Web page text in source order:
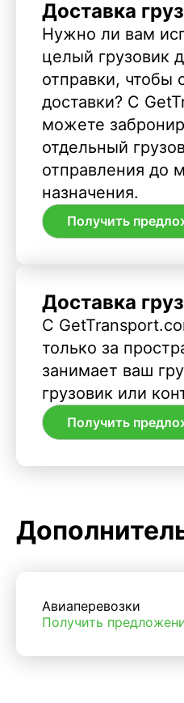
Доставка
Нужно ли вам
целый грузовик
отправки, чтобы
доставки? С
можете
отдельный
отправления до
назначения.
Получить
Доставка
С
только за
занимает ваш
грузовик или
Получить
Авиаперевозки
Получить